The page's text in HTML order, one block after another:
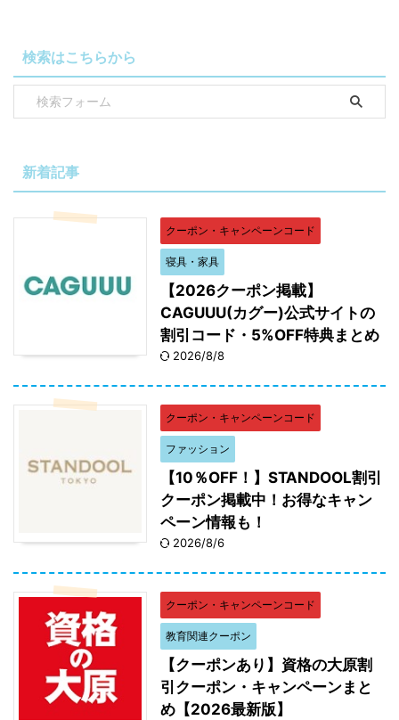
検索はこちらから
新着記事
クーポン・キャンペーンコード
寝具・家具
【2026クーポン掲載】
CAGUUU(カグー)公式サイトの
割引コード・5%OFF特典まとめ
2026/8/8
クーポン・キャンペーンコード
ファッション
【10％OFF！】STANDOOL割引
クーポン掲載中！お得なキャン
ペーン情報も！
2026/8/6
クーポン・キャンペーンコード
教育関連クーポン
【クーポンあり】資格の大原割
引クーポン・キャンペーンまと
め【2026最新版】